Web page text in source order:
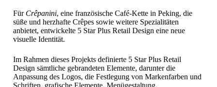
Für Crêpanini, eine französische Café-Kette in Peking, die
süße und herzhafte Crêpes sowie weitere Spezialitäten
anbietet, entwickelte 5 Star Plus Retail Design eine neue
visuelle Identität.
Im Rahmen dieses Projekts definierte 5 Star Plus Retail
Design sämtliche gebrandeten Elemente, darunter die
Anpassung des Logos, die Festlegung von Markenfarben und
Schriften, grafische Elemente, Menügestaltung,